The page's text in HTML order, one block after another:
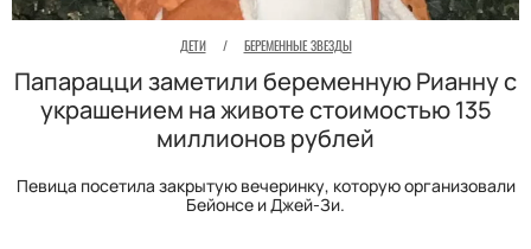
ДЕТИ / БЕРЕМЕННЫЕ ЗВЕЗДЫ
Папарацци заметили беременную Рианну с
украшением на животе стоимостью 135
миллионов рублей
Певица посетила закрытую вечеринку, которую организовали
Бейонсе и Джей-Зи.